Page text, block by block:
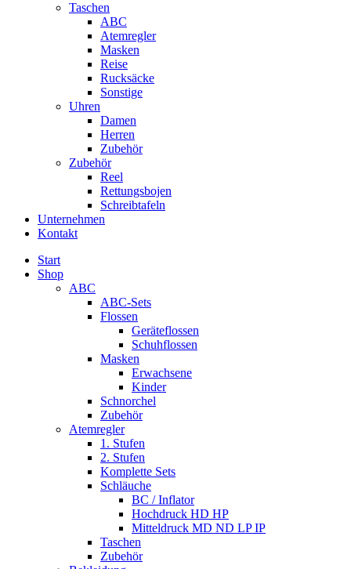
Taschen
ABC
Atemregler
Masken
Reise
Rucksäcke
Sonstige
Uhren
Damen
Herren
Zubehör
Zubehör
Reel
Rettungsbojen
Schreibtafeln
Unternehmen
Kontakt
Start
Shop
ABC
ABC-Sets
Flossen
Geräteflossen
Schuhflossen
Masken
Erwachsene
Kinder
Schnorchel
Zubehör
Atemregler
1. Stufen
2. Stufen
Komplette Sets
Schläuche
BC / Inflator
Hochdruck HD HP
Mitteldruck MD ND LP IP
Taschen
Zubehör